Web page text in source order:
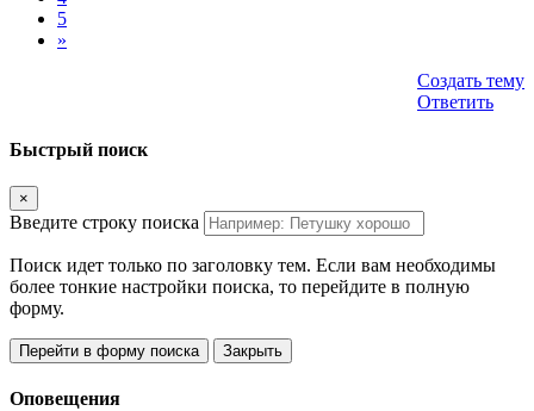
5
»
Создать тему
Ответить
Быстрый поиск
×
Введите строку поиска
Поиск идет только по заголовку тем. Если вам необходимы
более тонкие настройки поиска, то перейдите в полную
форму.
Перейти в форму поиска Закрыть
Оповещения